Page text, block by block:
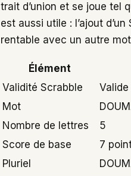
trait d’union et se joue tel
est aussi utile : l’ajout
rentable avec un autre
Élément
Validité Scrabble
Valide
Mot
Nombre de lettres
5
Score de base
7
Pluriel